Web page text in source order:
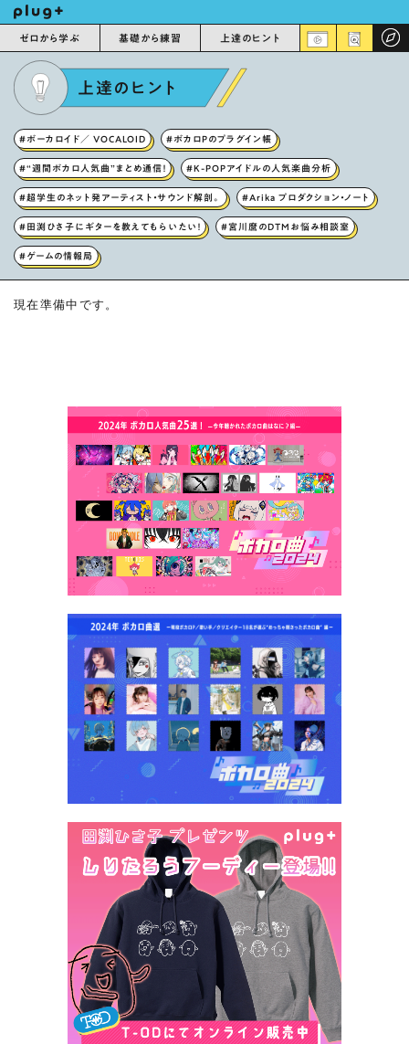
ゼロから学ぶ 基礎から練習 上達のヒント
上達のヒント
#ボーカロイド／ VOCALOID #ボカロPのプラグイン帳
#“週間ボカロ人気曲”まとめ通信！ #K-POPアイドルの人気楽曲分析
#超学生のネット発アーティスト・サウンド解剖。 #Arika プロダクション・ノート
#田渕ひさ子にギターを教えてもらいたい！ #宮川麿のDTMお悩み相談室
#ゲームの情報局
現在準備中です。